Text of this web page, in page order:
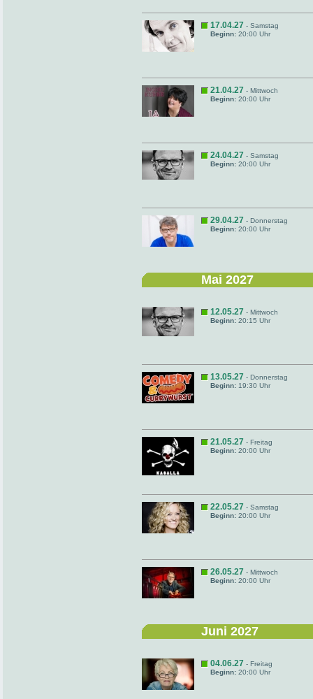
17.04.27 - Samstag
Beginn: 20:00 Uhr
21.04.27 - Mittwoch
Beginn: 20:00 Uhr
24.04.27 - Samstag
Beginn: 20:00 Uhr
29.04.27 - Donnerstag
Beginn: 20:00 Uhr
Mai 2027
12.05.27 - Mittwoch
Beginn: 20:15 Uhr
13.05.27 - Donnerstag
Beginn: 19:30 Uhr
21.05.27 - Freitag
Beginn: 20:00 Uhr
22.05.27 - Samstag
Beginn: 20:00 Uhr
26.05.27 - Mittwoch
Beginn: 20:00 Uhr
Juni 2027
04.06.27 - Freitag
Beginn: 20:00 Uhr